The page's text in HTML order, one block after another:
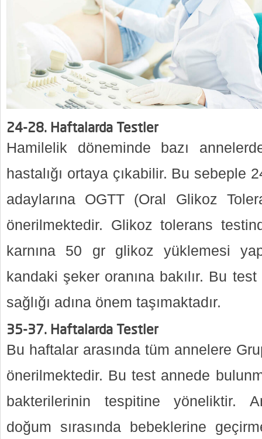
24-28. Haftalarda Testler
Hamilelik döneminde bazı
hastalığı ortaya çıkabilir. Bu sebeple
adaylarına OGTT (Oral Glikoz
önerilmektedir. Glikoz tolerans
karnına 50 gr glikoz yüklemesi
kandaki şeker oranına bakılır. Bu
sağlığı adına önem taşımaktadır.
35-37. Haftalarda Testler
Bu haftalar arasında tüm annelere
önerilmektedir. Bu test annede
bakterilerinin tespitine yöneliktir.
doğum sırasında bebeklerine